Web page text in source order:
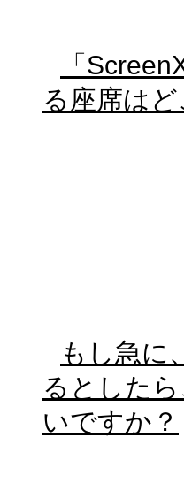
「
る座席はど
もし急に
るとした
いですか？